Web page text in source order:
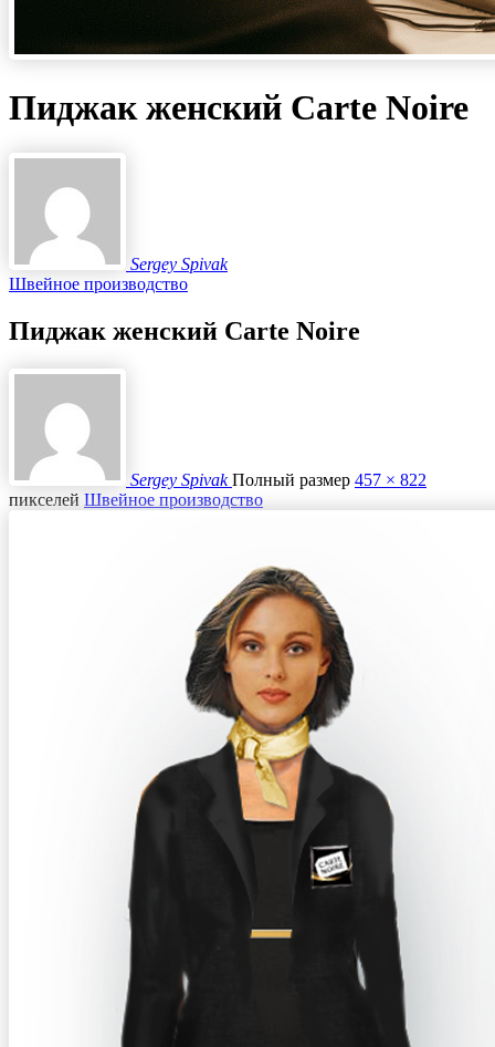
Пиджак женский Carte Noire
Sergey Spivak
Швейное производство
Пиджак женский Carte Noire
Sergey Spivak Полный размер 457 × 822
пикселей Швейное производство